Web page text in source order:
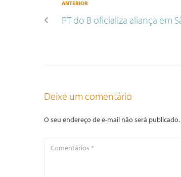
ANTERIOR
PT do B oficializa aliança em
Deixe um comentário
O seu endereço de e-mail não será publicado.